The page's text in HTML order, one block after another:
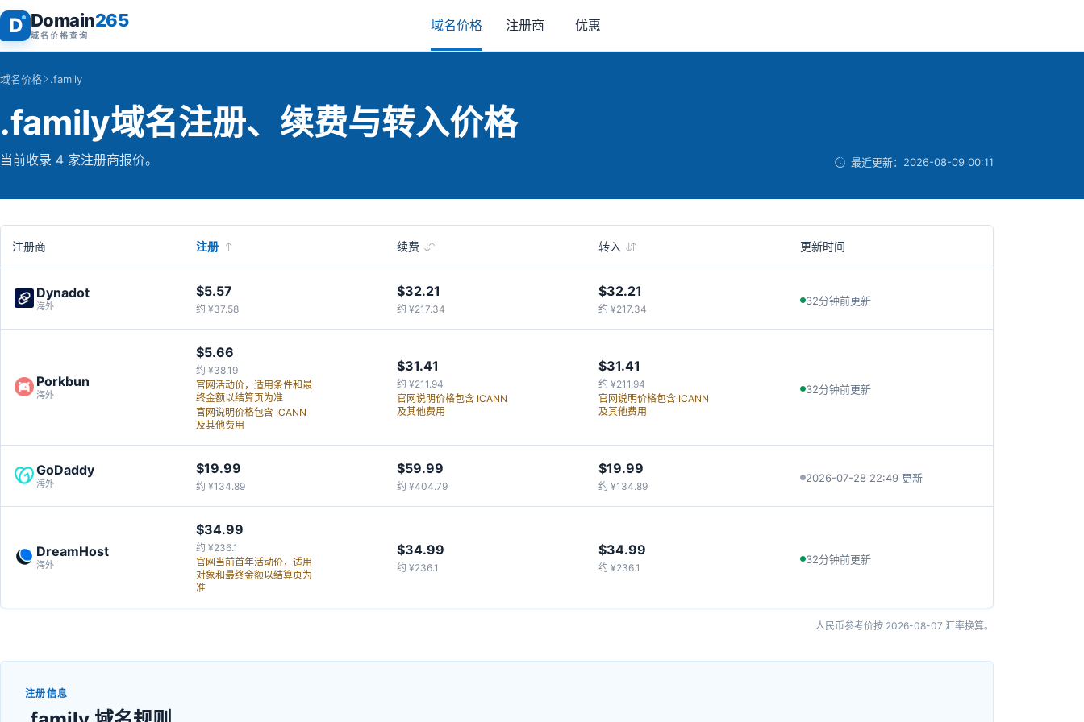
D Domain265
域名价格查询
域名价格 注册商 优惠
域名价格 .family
.family域名注册、续费与转入价格
当前收录 4 家注册商报价。 最近更新： 2026-08-09 00:11
注册商 注册 续费 转入 更新时间
Dynadot
海外
$5.57
约 ¥37.58
$32.21
约 ¥217.34
$32.21
约 ¥217.34
32分钟前更新
Porkbun
海外
$5.66
约 ¥38.19
官网活动价，适用条件和最
终金额以结算页为准
官网说明价格包含 ICANN
及其他费用
$31.41
约 ¥211.94
官网说明价格包含 ICANN
及其他费用
$31.41
约 ¥211.94
官网说明价格包含 ICANN
及其他费用
32分钟前更新
GoDaddy
海外
$19.99
约 ¥134.89
$59.99
约 ¥404.79
$19.99
约 ¥134.89
2026-07-28 22:49 更新
DreamHost
海外
$34.99
约 ¥236.1
官网当前首年活动价，适用
对象和最终金额以结算页为
准
$34.99
约 ¥236.1
$34.99
约 ¥236.1
32分钟前更新
人民币参考价按 2026-08-07 汇率换算。
注册信息